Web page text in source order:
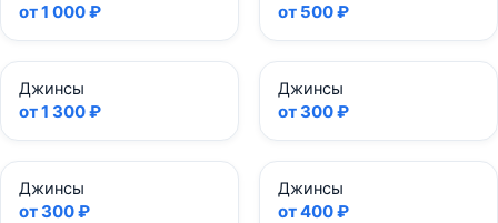
от 1 000 ₽ от 500 ₽
Джинсы
от 1 300 ₽
Джинсы
от 300 ₽
Джинсы
от 300 ₽
Джинсы
от 400 ₽